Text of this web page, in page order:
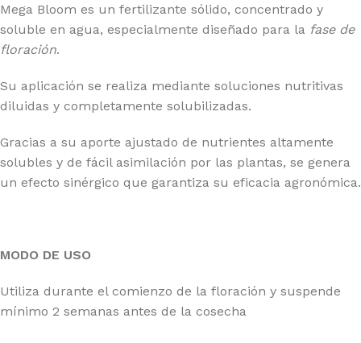
Mega Bloom es un fertilizante sólido, concentrado y
soluble en agua, especialmente diseñado para la fase de
floración.
Su aplicación se realiza mediante soluciones nutritivas
diluidas y completamente solubilizadas.
Gracias a su aporte ajustado de nutrientes altamente
solubles y de fácil asimilación por las plantas, se genera
un efecto sinérgico que garantiza su eficacia agronómica.
MODO DE USO
Utiliza durante el comienzo de la floración y suspende
mínimo 2 semanas antes de la cosecha